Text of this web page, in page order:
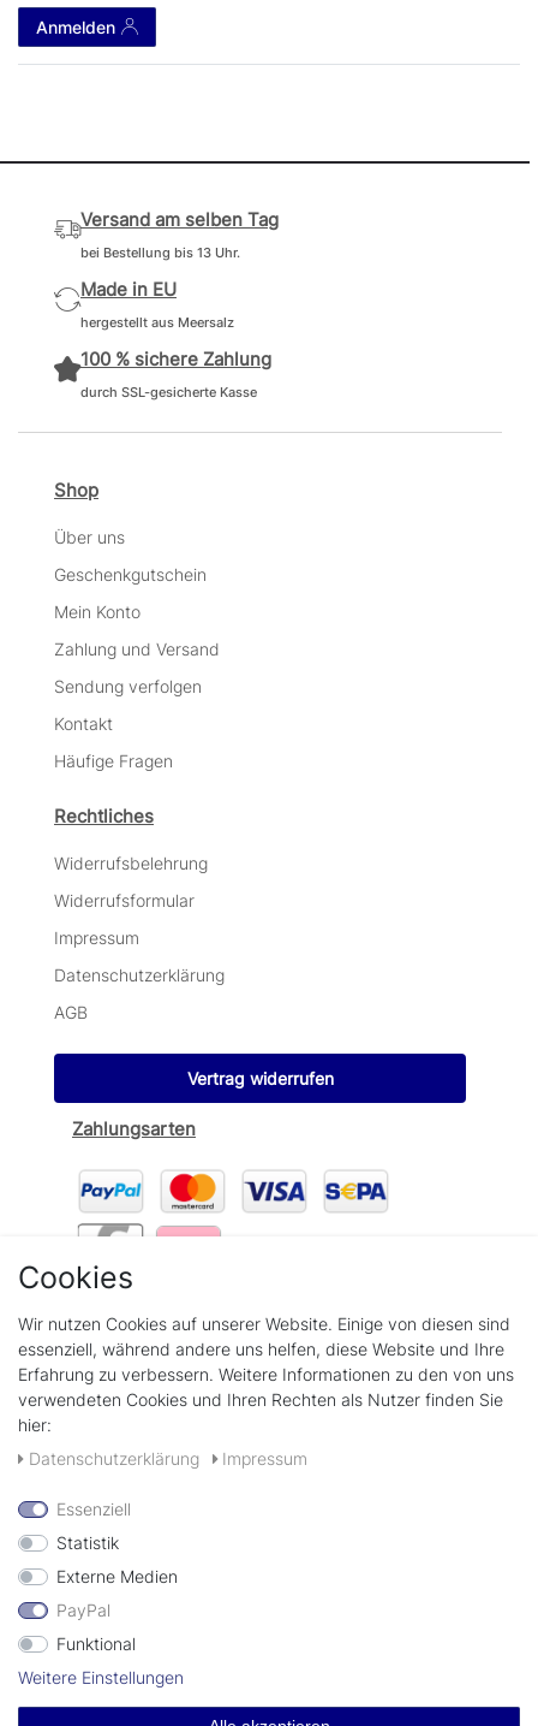
Anmelden
Versand am selben Tag
bei Bestellung bis 13 Uhr.
Made in EU
hergestellt aus Meersalz
100 % sichere Zahlung
durch SSL-gesicherte Kasse
Shop
Über uns
Geschenkgutschein
Mein Konto
Zahlung und Versand
Sendung verfolgen
Kontakt
Häufige Fragen
Rechtliches
Widerrufsbelehrung
Widerrufsformular
Impressum
Datenschutzerklärung
AGB
Vertrag widerrufen
Zahlungsarten
+49(0)89 58808889
Kontaktformular
© Copyright 2026 | lecksteine-shop.de by imima GmbH
Cookies
Wir nutzen Cookies auf unserer Website. Einige von diesen sind
essenziell, während andere uns helfen, diese Website und Ihre
Erfahrung zu verbessern. Weitere Informationen zu den von uns
verwendeten Cookies und Ihren Rechten als Nutzer finden Sie
hier:
Daten­schutz­erklärung
Impressum
Essenziell
Statistik
Externe Medien
PayPal
Funktional
Weitere Einstellungen